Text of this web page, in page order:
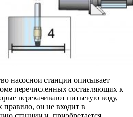
насосной станции описывает
перечисленных составляющих к
перекачивают питьевую воду,
правило, он не входит в